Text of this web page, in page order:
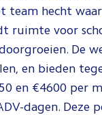
team hecht
ruimte voor
De
en bieden
en €4600 per
dagen.